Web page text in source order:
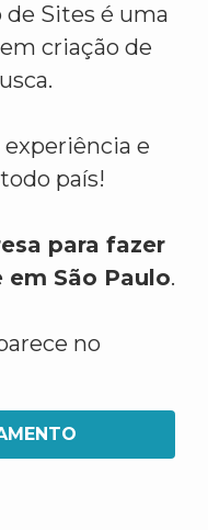
Sites é uma
criação de
experiência e
país!
para fazer
São Paulo.
no